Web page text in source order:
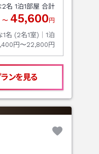
2名 1泊1部屋 合計
〜 45,600 円
1名 (2名1室)｜ 1泊
円〜22,800円
ンを見る